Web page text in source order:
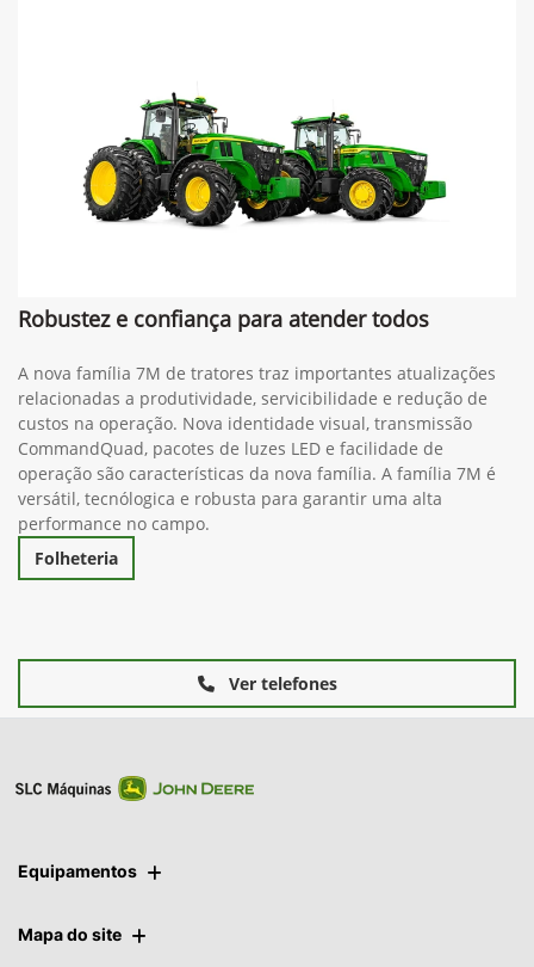
Robustez e confiança para atender todos
A nova família 7M de tratores traz importantes atualizações
relacionadas a produtividade, servicibilidade e redução de
custos na operação. Nova identidade visual, transmissão
CommandQuad, pacotes de luzes LED e facilidade de
operação são características da nova família. A família 7M é
versátil, tecnólogica e robusta para garantir uma alta
performance no campo.
Folheteria
Ver telefones
Equipamentos
Mapa do site